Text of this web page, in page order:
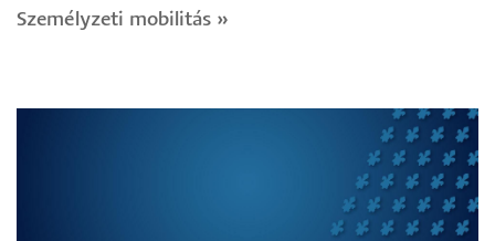
Személyzeti mobilitás »